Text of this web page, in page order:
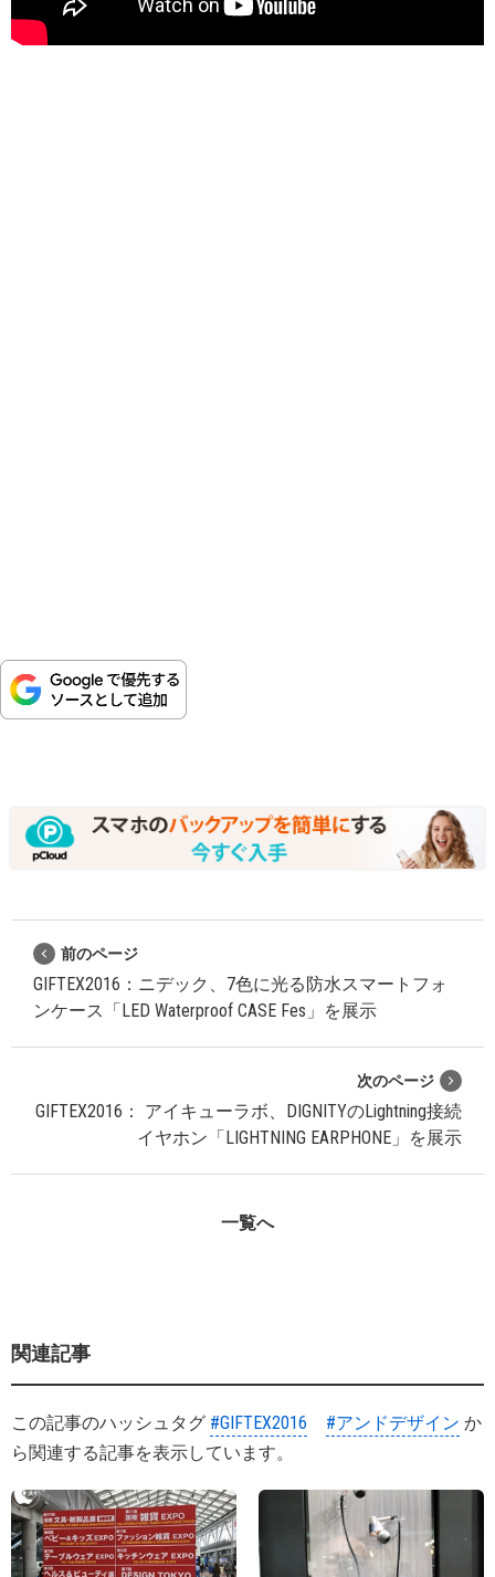
前のページ
GIFTEX2016：ニデック、7色に光る防水スマートフォ
ンケース「LED Waterproof CASE Fes」を展示
次のページ
GIFTEX2016： アイキューラボ、DIGNITYのLightning接続
イヤホン「LIGHTNING EARPHONE」を展示
一覧へ
関連記事
この記事のハッシュタグ #GIFTEX2016 #アンドデザイン か
ら関連する記事を表示しています。